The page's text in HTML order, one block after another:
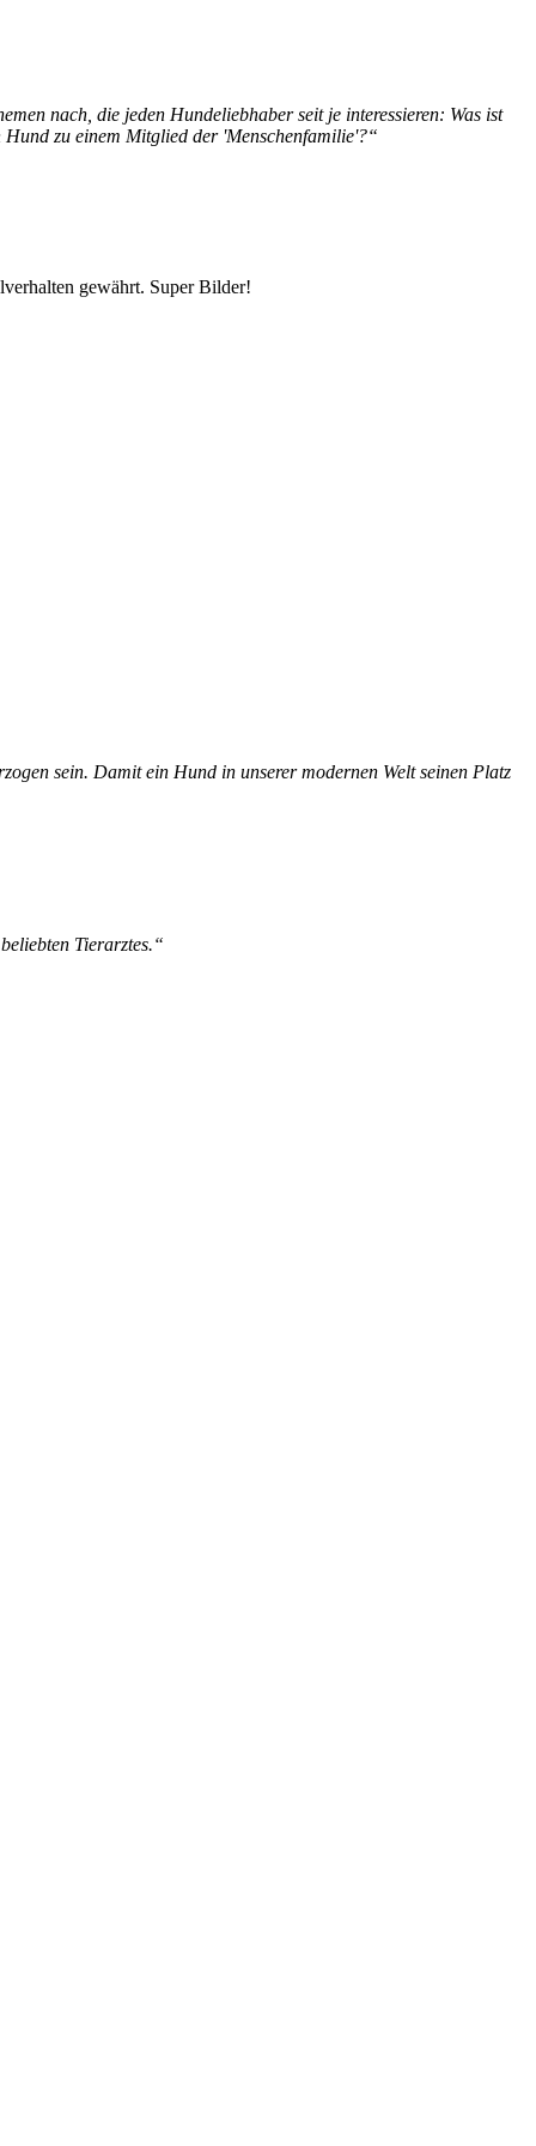
nach, die jeden Hundeliebhaber seit je interessieren: Was ist
zu einem Mitglied der 'Menschenfamilie'?“
gewährt. Super Bilder!
sein. Damit ein Hund in unserer modernen Welt seinen Platz
Tierarztes.“